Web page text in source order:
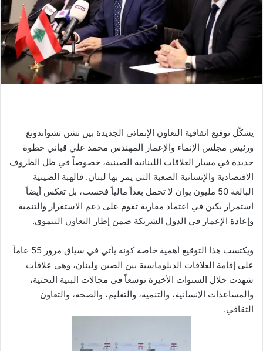
يشكّل توقيع اتفاقية التعاون الإنمائي الجديدة بين تشن تشواندونغ
ورئيس مجلس الإنماء والإعمار المهندس محمد علي قباني خطوة
جديدة في مسار العلاقات اللبنانية الصينية، خصوصاً في ظل الظروف
الاقتصادية والإنسانية الصعبة التي يمر بها لبنان. فالهبة الصينية
البالغة 50 مليون يوان لا تحمل بعداً مالياً فحسب، بل تعكس أيضاً
استمرار بكين في اعتماد مقاربة تقوم على دعم الاستقرار والتنمية
وإعادة الإعمار في الدول الشريكة ضمن إطار التعاون التنموي.
ويكتسب هذا التوقيع أهمية خاصة كونه يأتي في سياق مرور 55 عاماً
على إقامة العلاقات الدبلوماسية بين الصين ولبنان، وهي علاقات
شهدت خلال السنوات الأخيرة توسعاً في مجالات البنية التحتية،
والمساعدات الإنسانية، والتنمية، والتعليم، والصحة، والتعاون
الثقافي.